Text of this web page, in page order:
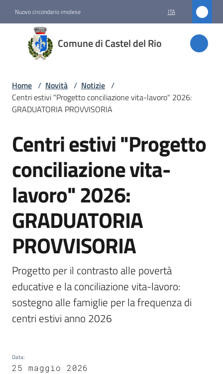
Nuovo circondario imolese ITA
Comune di Castel del Rio
Comune
di
Castel
Novità
Menu selezionato
Servizi
Vivere
Castel
del
Rio
Servizi
Tutti
Home / Novità / Notizie /
Centri estivi "Progetto conciliazione vita-lavoro" 2026:
GRADUATORIA PROVVISORIA
Salta al contenuto
Centri estivi "Progetto
conciliazione vita-
lavoro" 2026:
GRADUATORIA
PROVVISORIA
Progetto per il contrasto alle povertà
educative e la conciliazione vita-lavoro:
sostegno alle famiglie per la frequenza di
centri estivi anno 2026
Data:
25 maggio 2026